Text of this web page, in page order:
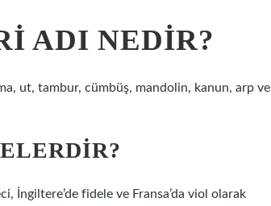
ADI NEDIR?
ut, tambur, cümbüş, mandolin, kanun, arp ve
İngiltere’de fidele ve Fransa’da viol olarak